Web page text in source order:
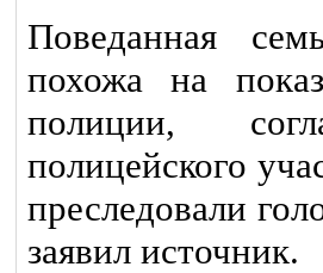
Поведанная
похожа на
полиции,
полицейского
преследовали
заявил источник.